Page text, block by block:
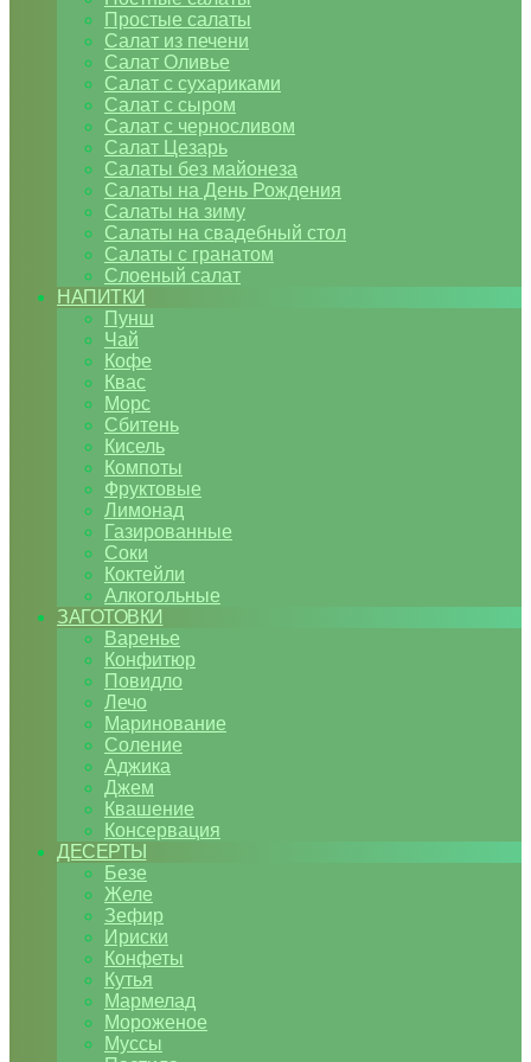
Простые салаты
Салат из печени
Салат Оливье
Салат с сухариками
Салат с сыром
Салат с черносливом
Салат Цезарь
Салаты без майонеза
Салаты на День Рождения
Салаты на зиму
Салаты на свадебный стол
Салаты с гранатом
Слоеный салат
НАПИТКИ
Пунш
Чай
Кофе
Квас
Морс
Сбитень
Кисель
Компоты
Фруктовые
Лимонад
Газированные
Соки
Коктейли
Алкогольные
ЗАГОТОВКИ
Варенье
Конфитюр
Повидло
Лечо
Маринование
Соление
Аджика
Джем
Квашение
Консервация
ДЕСЕРТЫ
Безе
Желе
Зефир
Ириски
Конфеты
Кутья
Мармелад
Мороженое
Муссы